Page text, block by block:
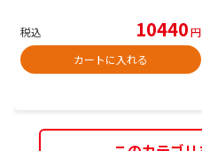
税込 10440円
カートに入れる